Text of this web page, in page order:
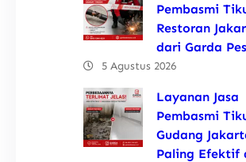
Pembasmi
Restoran
dari Garda
5 Agustus 2026
Layanan Jasa
Pembasmi
Gudang
Paling Efektif